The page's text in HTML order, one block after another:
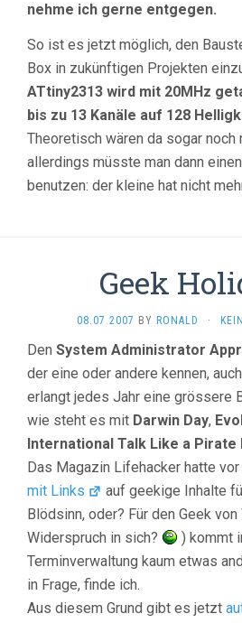
nehme ich gerne entgegen.
So ist es jetzt möglich, den
Box in zukünftigen Projekten
ATtiny2313 wird mit 20MHz
bis zu 13 Kanäle auf 128
Theoretisch wären da sogar noch
allerdings müsste man dann
benutzen: der kleine hat nicht
Geek
08.07.2007 BY RONALD ·
Den System Administrator
der eine oder andere kennen,
erlangt jedes Jahr eine grössere
wie steht es mit Darwin Day,
International Talk Like a Pirate
Das Magazin Lifehacker hatte
mit Links
auf geekige Inhalte
Blödsinn, oder? Für den Geek
Widerspruch in sich?
) kommt
Terminverwaltung kaum etwas
in Frage, finde ich.
Aus diesem Grund gibt es jetzt